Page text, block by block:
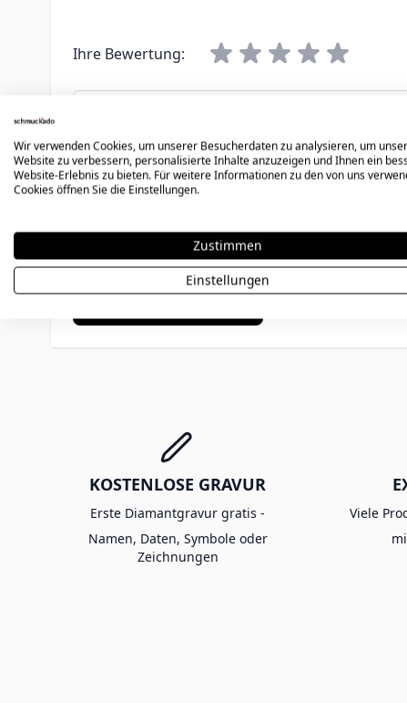
Ihre Bewertung:
Benutzername
Zusammenfassung
KOSTENLOSE GRAVUR
Erste Diamantgravur gratis -
Namen, Daten, Symbole oder
Zeichnungen
Viele
Wir verwenden Cookies, um unserer Besucherdaten zu analysieren, um
Website zu verbessern, personalisierte Inhalte anzuzeigen und Ihnen ein
Website-Erlebnis zu bieten. Für weitere Informationen zu den von uns
Cookies öffnen Sie die Einstellungen.
Zustimmen
Einstellungen